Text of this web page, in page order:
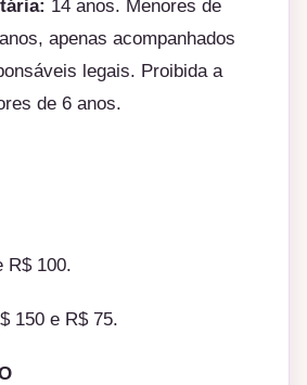
14 anos. Menores de
apenas acompanhados
legais. Proibida a
de 6 anos.
R$ 100.
150 e R$ 75.